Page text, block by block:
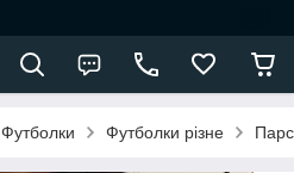
Футболки Футболки різне